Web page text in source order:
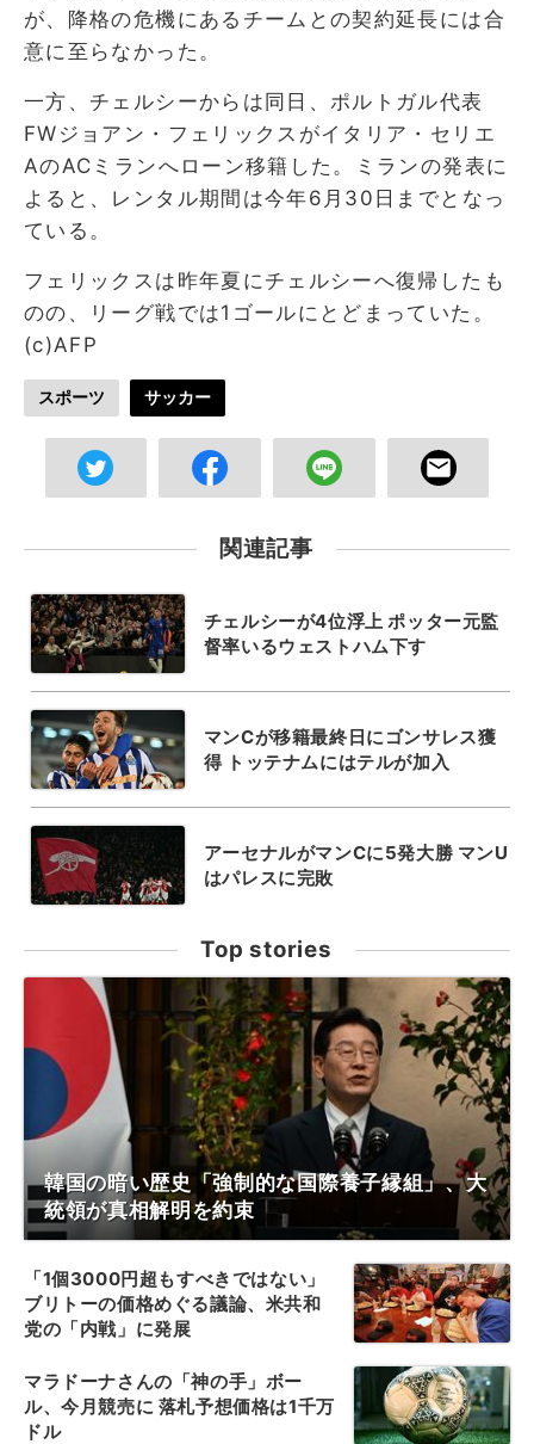
が、降格の危機にあるチームとの契約延長には合
意に至らなかった。
一方、チェルシーからは同日、ポルトガル代表
FWジョアン・フェリックスがイタリア・セリエ
AのACミランへローン移籍した。ミランの発表に
よると、レンタル期間は今年6月30日までとなっ
ている。
フェリックスは昨年夏にチェルシーへ復帰したも
のの、リーグ戦では1ゴールにとどまっていた。
(c)AFP
スポーツ サッカー
関連記事
チェルシーが4位浮上 ポッター元監
督率いるウェストハム下す
マンCが移籍最終日にゴンサレス獲
得 トッテナムにはテルが加入
アーセナルがマンCに5発大勝 マンU
はパレスに完敗
Top stories
韓国の暗い歴史「強制的な国際養子縁組」、大
統領が真相解明を約束
「1個3000円超もすべきではない」
ブリトーの価格めぐる議論、米共和
党の「内戦」に発展
マラドーナさんの「神の手」ボー
ル、今月競売に 落札予想価格は1千万
ドル